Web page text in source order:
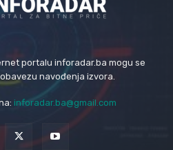
portalu inforadar.ba mogu se
navođenja izvora.
inforadar.ba@gmail.com